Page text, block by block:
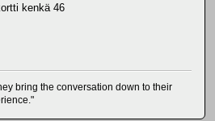
kenkä 46
bring the conversation down to their